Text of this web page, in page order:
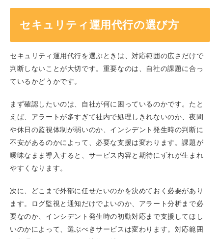
セキュリティ運用代行の選び方
セキュリティ運用代行を選ぶときは、対応範囲の広さだけで
判断しないことが大切です。重要なのは、自社の課題に合っ
ているかどうかです。
まず確認したいのは、自社が何に困っているのかです。たと
えば、アラートが多すぎて社内で処理しきれないのか、夜間
や休日の監視体制が弱いのか、インシデント発生時の判断に
不安があるのかによって、必要な支援は変わります。課題が
曖昧なまま導入すると、サービス内容と期待にずれが生まれ
やすくなります。
次に、どこまで外部に任せたいのかを決めておく必要があり
ます。ログ監視と通知だけでよいのか、アラート分析まで必
要なのか、インシデント発生時の初動対応まで支援してほし
いのかによって、選ぶべきサービスは変わります。対応範囲